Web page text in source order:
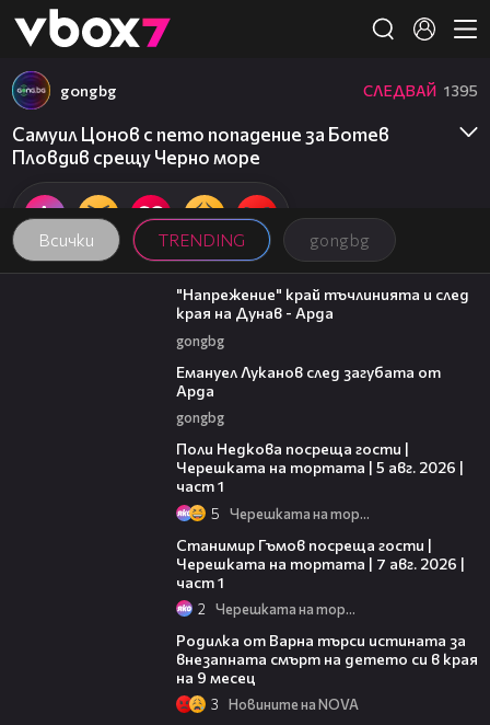
👾
Всички TRENDING gongbg
gongbg СЛЕДВАЙ 1395
Самуил Цонов с пето попадение за Ботев
Пловдив срещу Черно море
00:37
"Напрежение" край тъчлинията и след
края на Дунав - Арда
gongbg
Емануел Луканов след загубата от
Арда
gongbg
Поли Недкова посреща гости |
Черешката на тортата | 5 авг. 2026 |
част 1
5 Черешката на тортата
Станимир Гъмов посреща гости |
Черешката на тортата | 7 авг. 2026 |
част 1
2 Черешката на тортата
Родилка от Варна търси истината за
внезапната смърт на детето си в края
на 9 месец
3 Новините на NOVA